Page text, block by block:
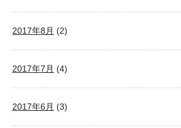
2017年8月 (2)
2017年7月 (4)
2017年6月 (3)